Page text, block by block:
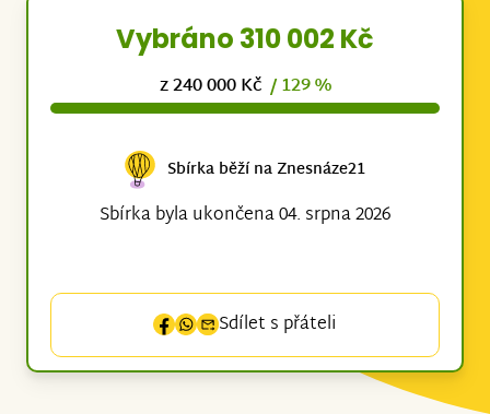
Vybráno 310 002 Kč
z 240 000 Kč / 129 %
Sbírka běží na Znesnáze21
Sbírka byla ukončena 04. srpna 2026
Sdílet s přáteli